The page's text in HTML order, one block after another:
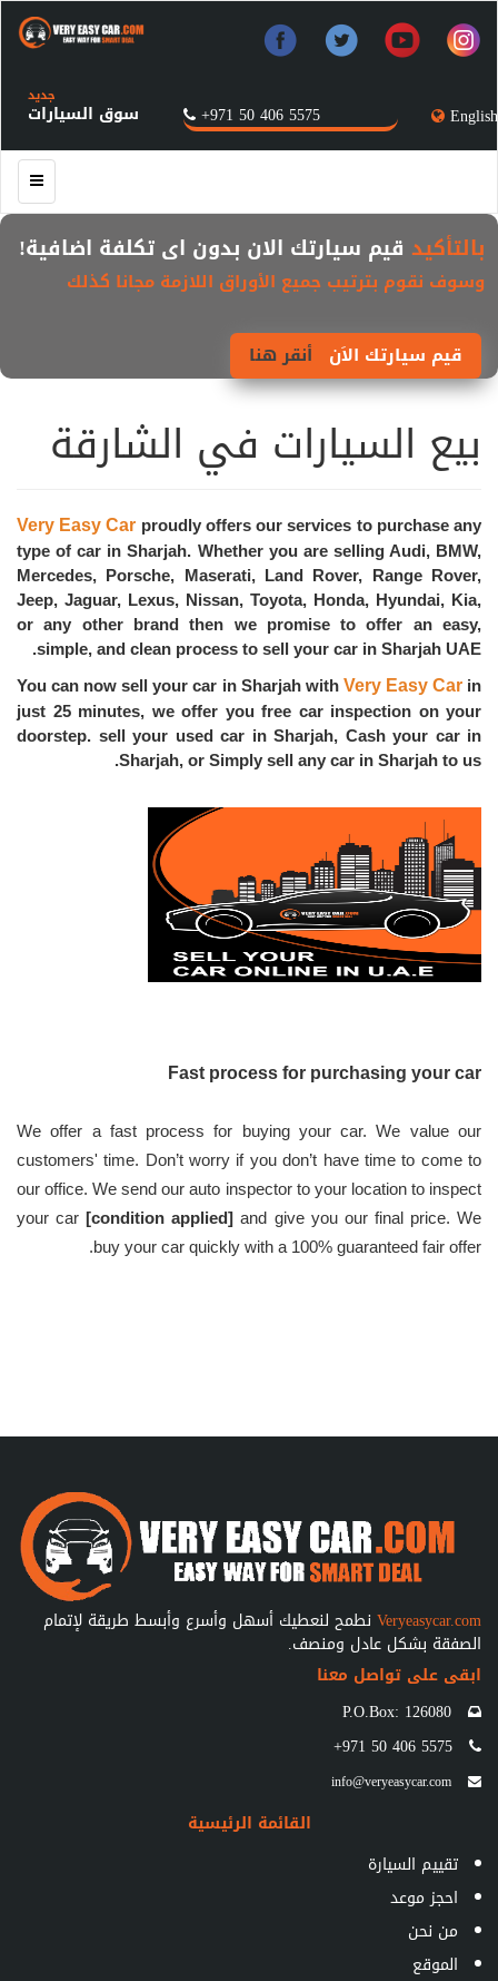
English
+971 50 406 5575 سوق السيارات
جديد
بالتأكيد قيم سيارتك الان بدون اى تكلفة اضافية!
وسوف نقوم بترتيب جميع الأوراق اللازمة مجانا كذلك
قيم سيارتك الاَن أنقر هنا
بيع السيارات في الشارقة
Very Easy Car proudly offers our services to purchase any
type of car in Sharjah. Whether you are selling Audi, BMW,
Mercedes, Porsche, Maserati, Land Rover, Range Rover,
Jeep, Jaguar, Lexus, Nissan, Toyota, Honda, Hyundai, Kia,
or any other brand then we promise to offer an easy,
simple, and clean process to sell your car in Sharjah UAE.
You can now sell your car in Sharjah with Very Easy Carin
just 25 minutes, we offer you free car inspection on your
doorstep. sell your used car in Sharjah, Cash your car in
Sharjah, or Simply sell any car in Sharjah to us.
Fast process for purchasing your car
We offer a fast processfor buying your car. We value our
customers' time. Don’t worry if you don’t have time to come to
our office. We send our auto inspector to your location to inspect
your car[condition applied] and give you our final price. We
buy your car quickly with a 100% guaranteed fair offer.
Veryeasycar.com نطمح لنعطيك أسهل وأسرع وأبسط طريقة لإتمام
الصفقة بشكل عادل ومنصف.
ابقى على تواصل معنا
P.O.Box: 126080
+971 50 406 5575
info@veryeasycar.com
القائمة الرئيسية
تقييم السيارة
احجز موعد
من نحن
الموقع